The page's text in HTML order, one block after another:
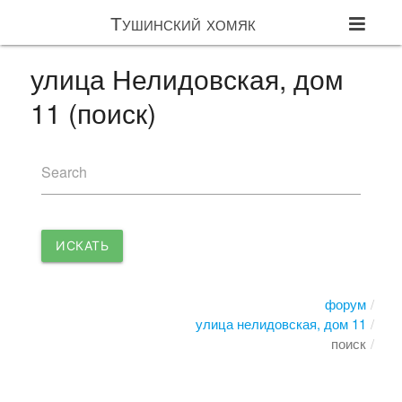
Тушинский хомяк
улица Нелидовская, дом
11 (поиск)
Search
ИСКАТЬ
форум
улица нелидовская, дом 11
поиск